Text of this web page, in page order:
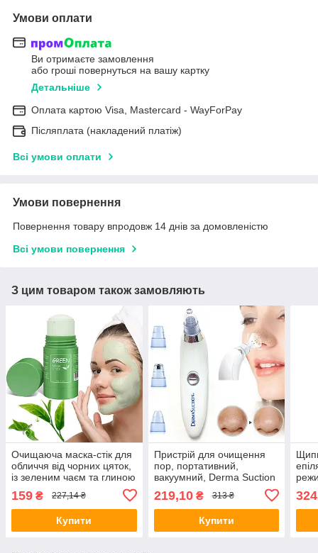
Умови оплати
Ви отримаєте замовлення
або гроші повернуться на вашу картку
Детальніше
Оплата картою Visa, Mastercard - WayForPay
Післяплата (накладений платіж)
Всі умови оплати
Умови повернення
Повернення товару впродовж 14 днів за домовленістю
Всі умови повернення
З цим товаром також замовляють
Очищаюча маска-стік для
обличчя від чорних цяток,
із зеленим чаєм та глиною
чищення шкіри
159 ₴ 227,14 ₴
Купити
Пристрій для очищення
пор, портативний,
вакуумний, Derma Suction
/ Косметичний очищувач
чорних цяток
219,10₴ 313 ₴
Купити
для